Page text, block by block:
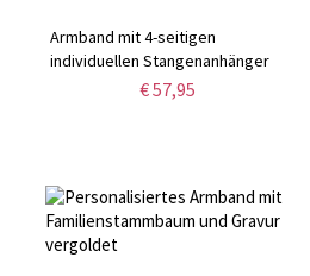
Armband mit 4-seitigen
individuellen Stangenanhänger
mit Geburtsstein vergoldet
€ 57,95